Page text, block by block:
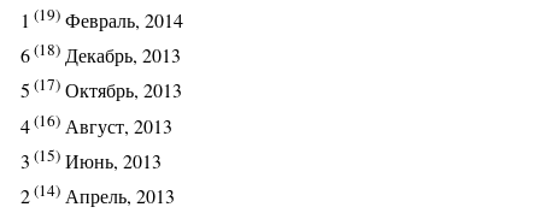
1 (19) Февраль, 2014
6(18) Декабрь, 2013
5 (17) Октябрь, 2013
4(16) Август, 2013
3 (15) Июнь, 2013
2(14) Апрель, 2013